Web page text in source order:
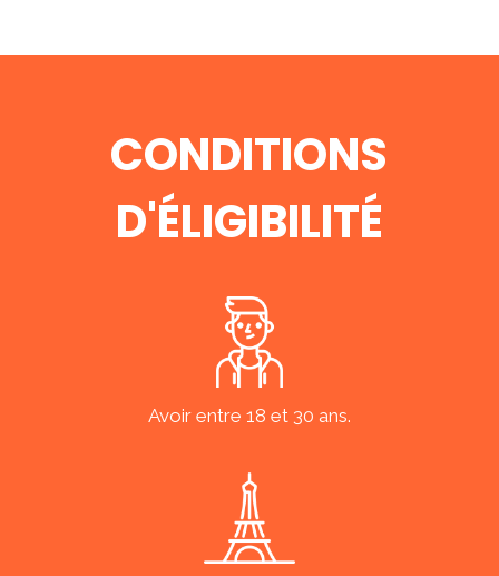
CONDITIONS
D'ÉLIGIBILITÉ
Avoir entre 18 et 30 ans.